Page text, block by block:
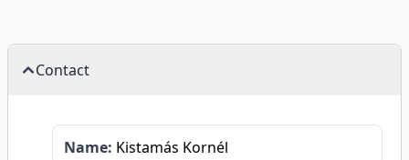
Contact
Name: Kistamás Kornél